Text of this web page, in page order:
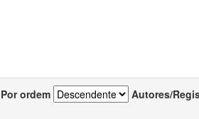
Por ordem Autores/